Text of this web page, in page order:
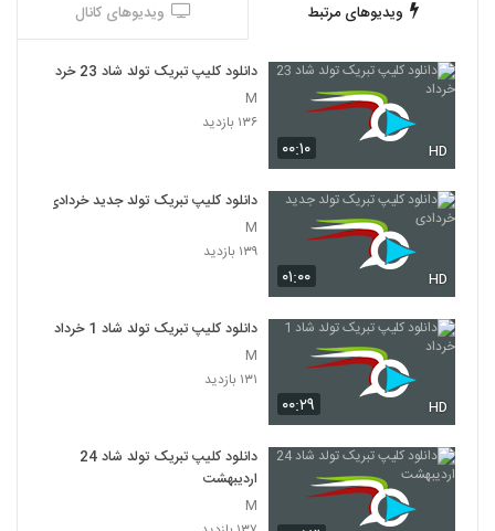
ویدیوهای مرتبط ویدیوهای کانال
۰۰:۱۰ HD
دانلود کلیپ تبریک تولد شاد 23 خرداد
M
۱۳۶ بازدید
۰۱:۰۰ HD
دانلود کلیپ تبریک تولد جدید خردادی
M
۱۳۹ بازدید
۰۰:۲۹ HD
دانلود کلیپ تبریک تولد شاد 1 خرداد
M
۱۳۱ بازدید
دانلود کلیپ تبریک تولد شاد 24
اردیبهشت
M